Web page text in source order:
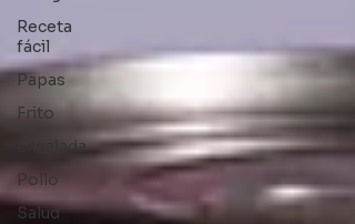
Receta
fácil
Papas
Frito
Ensalada
Pollo
Salud